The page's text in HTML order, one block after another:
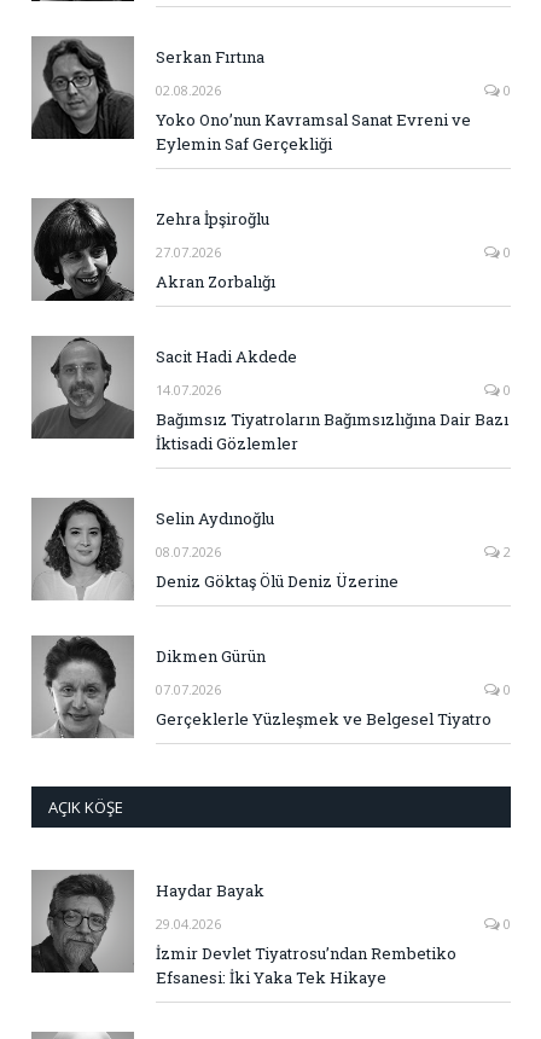
Serkan Fırtına
02.08.2026 0
Yoko Ono’nun Kavramsal Sanat Evreni ve
Eylemin Saf Gerçekliği
Zehra İpşiroğlu
27.07.2026 0
Akran Zorbalığı
Sacit Hadi Akdede
14.07.2026 0
Bağımsız Tiyatroların Bağımsızlığına Dair Bazı
İktisadi Gözlemler
Selin Aydınoğlu
08.07.2026 2
Deniz Göktaş Ölü Deniz Üzerine
Dikmen Gürün
07.07.2026 0
Gerçeklerle Yüzleşmek ve Belgesel Tiyatro
AÇIK KÖŞE
Haydar Bayak
29.04.2026 0
İzmir Devlet Tiyatrosu’ndan Rembetiko
Efsanesi: İki Yaka Tek Hikaye